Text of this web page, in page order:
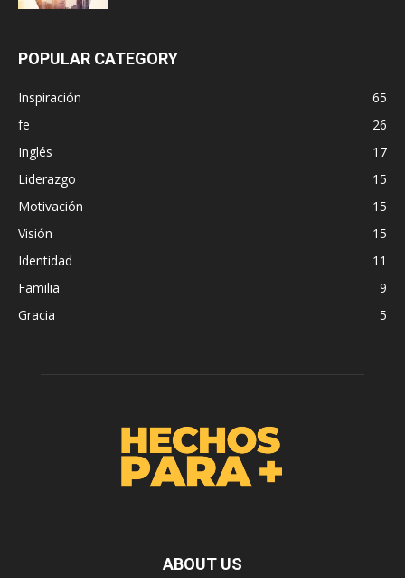
POPULAR CATEGORY
Inspiración
65
fe
26
Inglés
17
Liderazgo
15
Motivación
15
Visión
15
Identidad
11
Familia
9
Gracia
5
ABOUT US